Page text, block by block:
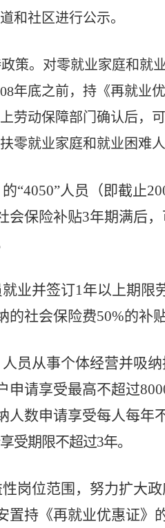
和社区进行公示。
策。对零就业家庭和就
年底之前，持《再就业
劳动保障部门确认后，
零就业家庭和就业困难人
“4050”人员（即截止
会保险补贴3年期满后
业并签订1年以上期
社会保险费50%的补
员从事个体经营并吸
申请享受最高不超过
人数申请享受每人每年
受期限不超过3年。
岗位范围，努力扩大
置持《再就业优惠证